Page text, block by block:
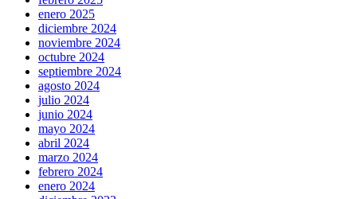
enero 2025
diciembre 2024
noviembre 2024
octubre 2024
septiembre 2024
agosto 2024
julio 2024
junio 2024
mayo 2024
abril 2024
marzo 2024
febrero 2024
enero 2024